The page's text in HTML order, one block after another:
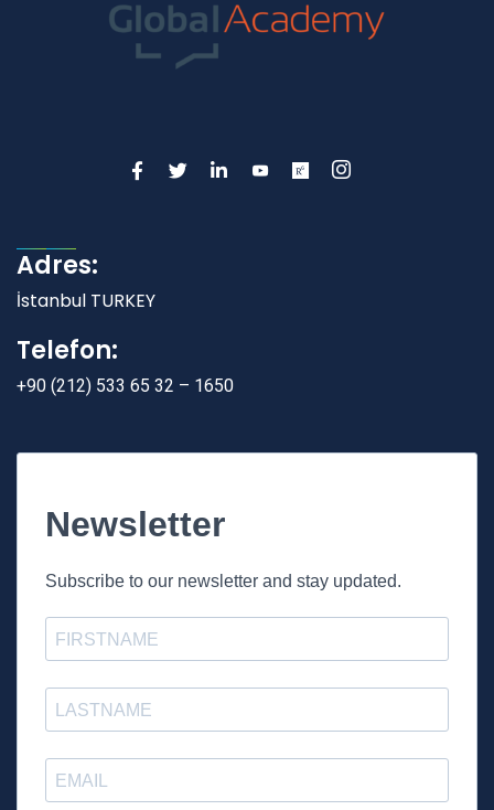
Adres:
İstanbul TURKEY
Telefon:
+90 (212) 533 65 32 – 1650
Newsletter
Subscribe to our newsletter and stay updated.